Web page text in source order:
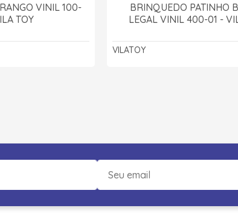
VINIL 100-
TOY
BRINQUEDO PATINHO
LEGAL VINIL 400-01 -
VILATOY